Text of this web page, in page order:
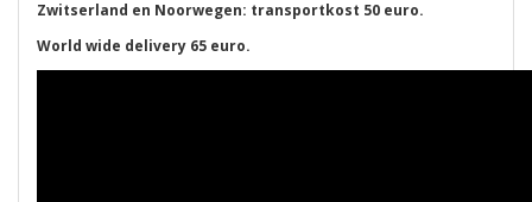
Zwitserland en Noorwegen: transportkost 50 euro.
World wide delivery 65 euro.